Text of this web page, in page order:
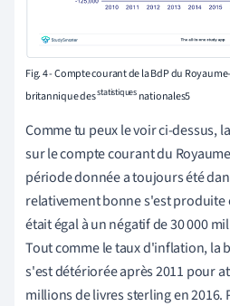
Fig. 4 - Compte courant de la BdP du
britannique desstatistiquesnationales5
Comme tu peux le voir ci-dessus,
sur lecompte courantdu
période donnée a toujours été
relativement bonne s'est produite
était égal à un négatif de30 000
Tout comme le taux d'inflation, la
s'est détériorée après 2011 pour
millions de livres sterling en 2016.